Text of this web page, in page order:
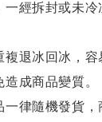
一經拆封或未
退冰回冰，容
成商品變質。
律隨機發貨